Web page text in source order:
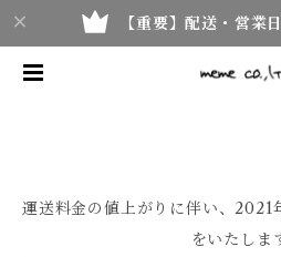
【重要】配送・営業
運送料金の値上がりに伴い、2021
をいたしま